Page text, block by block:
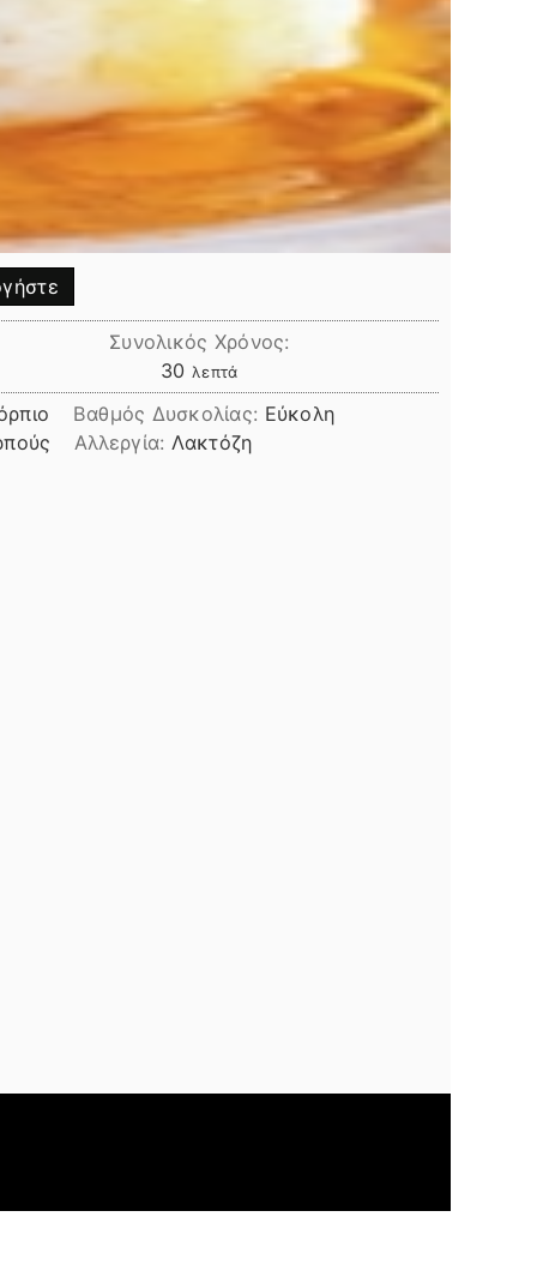
Συνολικός Χρόνος:
30 λεπτά
λεπτά
Βαθμός Δυσκολίας: Εύκολη
Αλλεργία: Λακτόζη